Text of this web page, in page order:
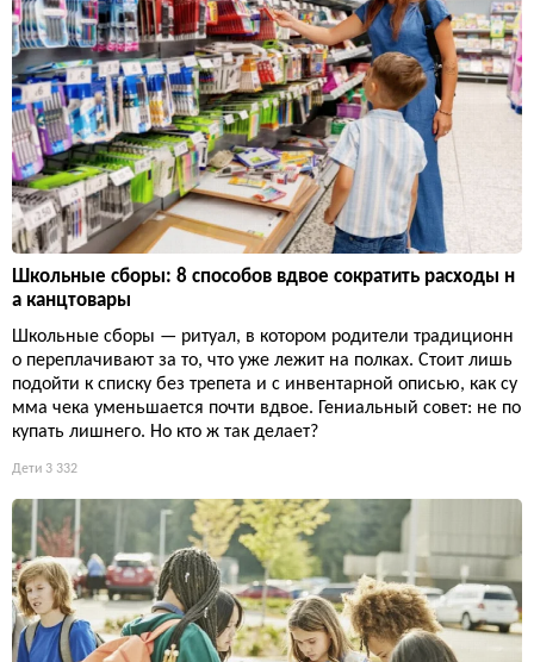
Школьные сборы: 8 способов вдвое сократить расходы н
а канцтовары
Школьные сборы — ритуал, в котором родители традиционн
о переплачивают за то, что уже лежит на полках. Стоит лишь
подойти к списку без трепета и с инвентарной описью, как су
мма чека уменьшается почти вдвое. Гениальный совет: не по
купать лишнего. Но кто ж так делает?
Дети 3 332